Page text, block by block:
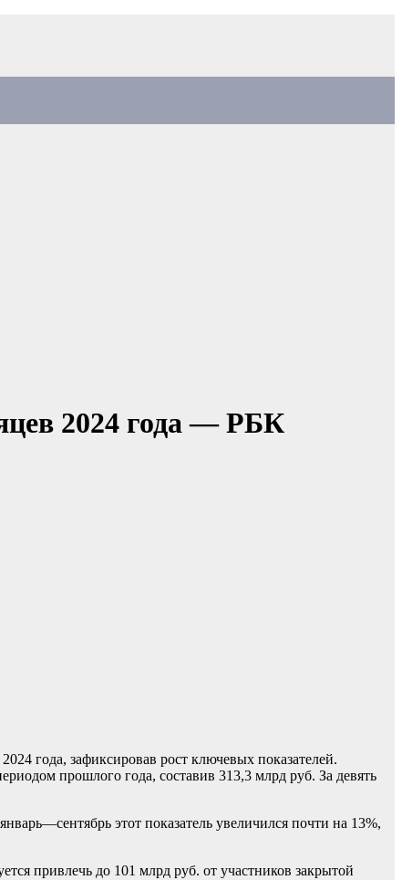
2024 года — РБК
года, зафиксировав рост ключевых показателей.
прошлого года, составив 313,3 млрд руб. За девять
этот показатель увеличился почти на 13%,
привлечь до 101 млрд руб. от участников закрытой